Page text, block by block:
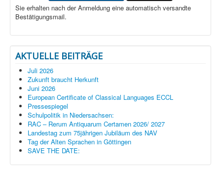
Sie erhalten nach der Anmeldung eine automatisch versandte
Bestätigungsmail.
AKTUELLE BEITRÄGE
Juli 2026
Zukunft braucht Herkunft
Juni 2026
European Certificate of Classical Languages ECCL
Pressespiegel
Schulpolitik in Niedersachsen:
RAC – Rerum Antiquarum Certamen 2026/ 2027
Landestag zum 75jährigen Jubiläum des NAV
Tag der Alten Sprachen in Göttingen
SAVE THE DATE: